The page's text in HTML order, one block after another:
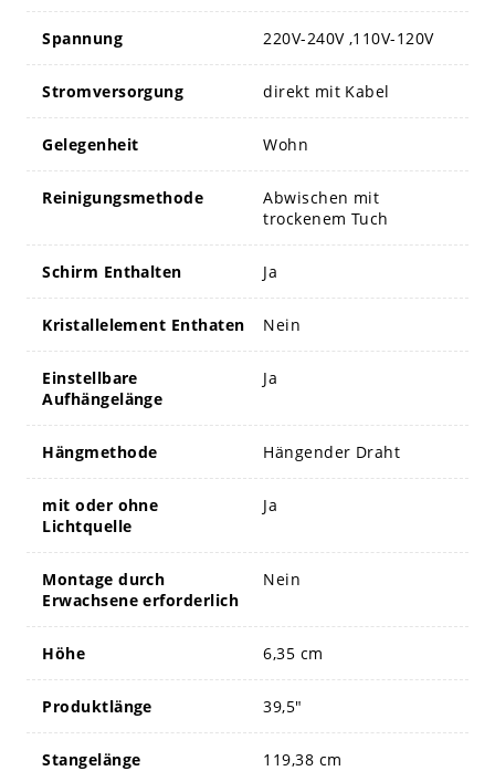
Spannung 220V-240V ,110V-120V
Stromversorgung direkt mit Kabel
Gelegenheit Wohn
Reinigungsmethode
Abwischen mit
trockenem Tuch
Schirm Enthalten Ja
Kristallelement Enthaten Nein
Einstellbare
Aufhängelänge
Ja
Hängmethode Hängender Draht
mit oder ohne
Lichtquelle
Ja
Montage durch
Erwachsene erforderlich
Nein
Höhe 6,35 cm
Produktlänge 39,5"
Stangelänge 119,38 cm